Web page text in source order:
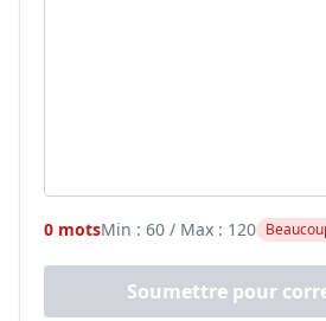
0 motsMin : 60 / Max : 120
Soumettre pour